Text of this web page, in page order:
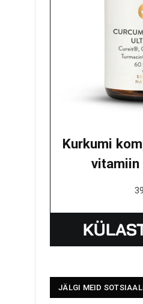
Kurkumi
JÄLGI MEID